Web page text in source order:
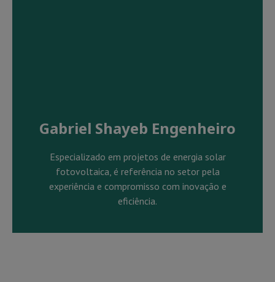
Gabriel Shayeb Engenheiro
Especializado em projetos de energia solar
fotovoltaica, é referência no setor pela
experiência e compromisso com inovação e
eficiência.